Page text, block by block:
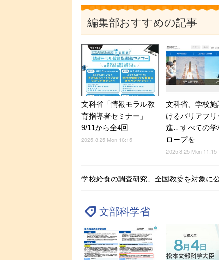
編集部おすすめの記事
文科省「情報モラル教
育指導者セミナー」
9/11から全4回
2025.8.25 Mon 16:15
文科省、学校施
けるバリアフリ
進…すべての学
ロープを
2025.8.25 Mon 11:15
学校給食の調査研究、全国教委を対象に
文部科学省